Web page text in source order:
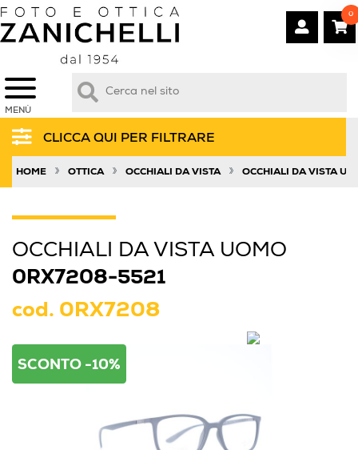
MENÙ
0
CLICCA QUI PER FILTRARE
HOME » OTTICA » OCCHIALI DA VISTA » OCCHIALI DA VISTA
OCCHIALI DA VISTA UOMO
0RX7208-5521
cod. 0RX7208
SCONTO -10%